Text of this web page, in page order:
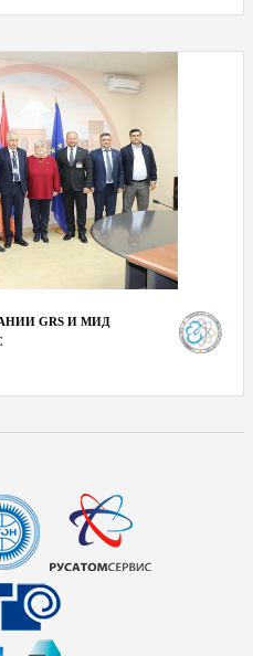
GRS И МИД